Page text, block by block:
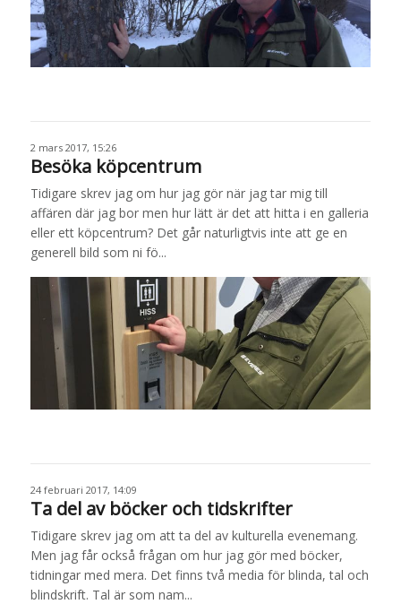
2 mars 2017, 15:26
Besöka köpcentrum
Tidigare skrev jag om hur jag gör när jag tar mig till
affären där jag bor men hur lätt är det att hitta i en galleria
eller ett köpcentrum? Det går naturligtvis inte att ge en
generell bild som ni fö...
24 februari 2017, 14:09
Ta del av böcker och tidskrifter
Tidigare skrev jag om att ta del av kulturella evenemang.
Men jag får också frågan om hur jag gör med böcker,
tidningar med mera. Det finns två media för blinda, tal och
blindskrift. Tal är som nam...